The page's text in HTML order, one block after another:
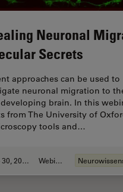
for GPCR Signaling
Neuronal
Secrets
approaches can be used to
neuronal migration to
brain. In this
from The University of
tools and…
Sep 30, 2024 Webinar